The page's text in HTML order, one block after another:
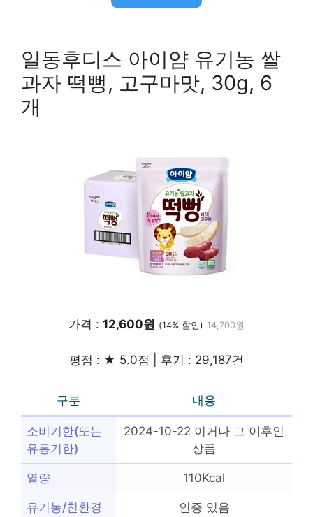
일동후디스 아이얌 유기농 쌀
과자 떡뻥, 고구마맛, 30g, 6
개
가격 : 12,600원 (14% 할인) 14,700원
평점 : ★ 5.0점 | 후기 : 29,187건
구분 내용
소비기한(또는
유통기한)
2024-10-22 이거나 그 이후인
상품
열량 110Kcal
유기농/친환경
인증 있음